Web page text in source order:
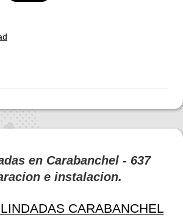
en Carabanchel - 637
e instalacion.
CARABANCHEL